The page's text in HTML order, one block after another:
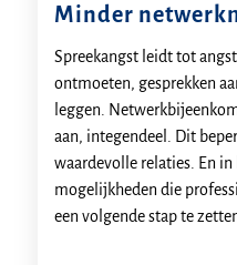
Minder
Spreekangst leidt tot
ontmoeten, gesprekken
leggen.
aan, integendeel. Dit
waardevolle relaties. En
mogelijkheden die
een volgende stap te